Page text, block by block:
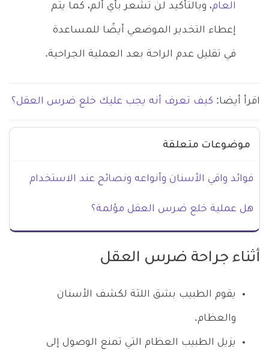
العام، وبالتأكيد لن تشعر بأي ألم، كما يتم
إعطاء التخدير الموضعي أيضًا للمساعدة
في تقليل عدم الراحة بعد العملية الجراحية.
اقرأ أيضا: كيف تعرف أنه يجب عليك خلع ضرس العقل؟
موضوعات متعلقة
فوائد واقي الأسنان وأنواعه ونصائح عند الاستخدام
هل عملية خلع ضرس العقل مؤلمة؟
أثناء جراحة ضرس العقل
يقوم الطبيب بشق اللثة لكشف الأسنان
والعظام.
يزيل الطبيب العظام التي تمنع الوصول إلى